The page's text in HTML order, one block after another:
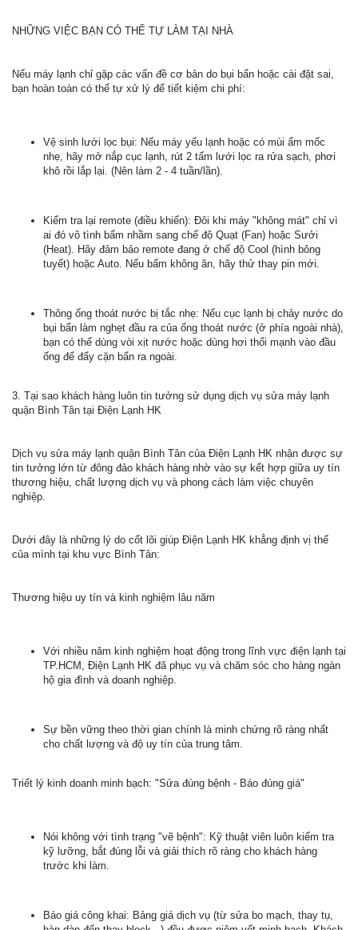
NHỮNG VIỆC BẠN CÓ THỂ TỰ LÀM TẠI NHÀ
Nếu máy lạnh chỉ gặp các vấn đề cơ bản do bụi bẩn hoặc cài đặt sai,
bạn hoàn toàn có thể tự xử lý để tiết kiệm chi phí:
Vệ sinh lưới lọc bụi: Nếu máy yếu lạnh hoặc có mùi ẩm mốc
nhẹ, hãy mở nắp cục lạnh, rút 2 tấm lưới lọc ra rửa sạch, phơi
khô rồi lắp lại. (Nên làm 2 - 4 tuần/lần).
Kiểm tra lại remote (điều khiển): Đôi khi máy "không mát" chỉ vì
ai đó vô tình bấm nhầm sang chế độ Quạt (Fan) hoặc Sưởi
(Heat). Hãy đảm bảo remote đang ở chế độ Cool (hình bông
tuyết) hoặc Auto. Nếu bấm không ăn, hãy thử thay pin mới.
Thông ống thoát nước bị tắc nhẹ: Nếu cục lạnh bị chảy nước do
bụi bẩn làm nghẹt đầu ra của ống thoát nước (ở phía ngoài nhà),
bạn có thể dùng vòi xịt nước hoặc dùng hơi thổi mạnh vào đầu
ống để đẩy cặn bẩn ra ngoài.
3. Tại sao khách hàng luôn tin tưởng sử dụng dịch vụ sửa máy lạnh
quận Bình Tân tại Điện Lạnh HK
Dịch vụ sửa máy lạnh quận Bình Tân của Điện Lạnh HK nhận được sự
tin tưởng lớn từ đông đảo khách hàng nhờ vào sự kết hợp giữa uy tín
thương hiệu, chất lượng dịch vụ và phong cách làm việc chuyên
nghiệp.
Dưới đây là những lý do cốt lõi giúp Điện Lạnh HK khẳng định vị thế
của mình tại khu vực Bình Tân:
Thương hiệu uy tín và kinh nghiệm lâu năm
Với nhiều năm kinh nghiệm hoạt động trong lĩnh vực điện lạnh tại
TP.HCM, Điện Lạnh HK đã phục vụ và chăm sóc cho hàng ngàn
hộ gia đình và doanh nghiệp.
Sự bền vững theo thời gian chính là minh chứng rõ ràng nhất
cho chất lượng và độ uy tín của trung tâm.
Triết lý kinh doanh minh bạch: "Sửa đúng bệnh - Báo đúng giá"
Nói không với tình trạng "vẽ bệnh": Kỹ thuật viên luôn kiểm tra
kỹ lưỡng, bắt đúng lỗi và giải thích rõ ràng cho khách hàng
trước khi làm.
Báo giá công khai: Bảng giá dịch vụ (từ sửa bo mạch, thay tụ,